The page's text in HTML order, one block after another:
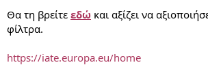
r
Θα τη βρείτε εδώ και αξίζει να
φίλτρα.
https://iate.europa.eu/home